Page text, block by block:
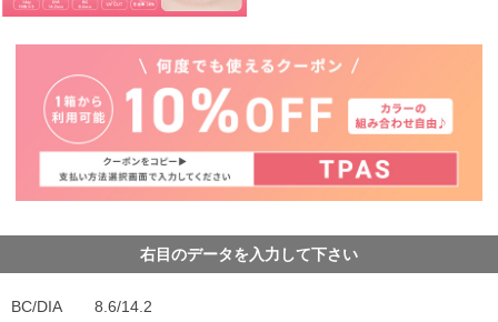
右目のデータを入力して下さい
BC/DIA 8.6/14.2